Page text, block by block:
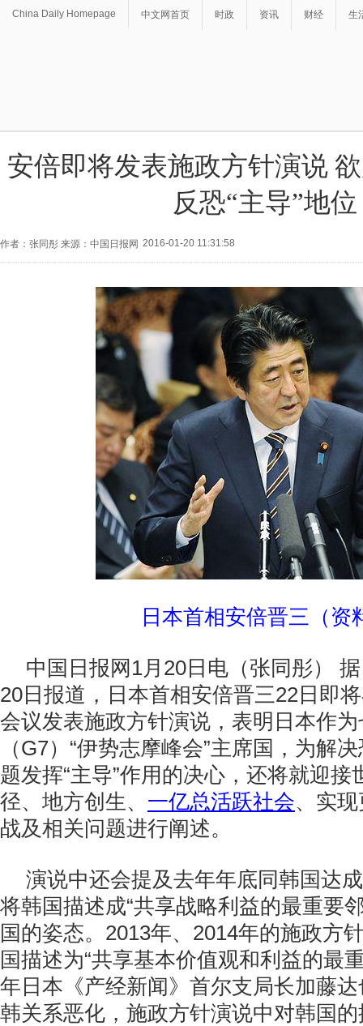
China Daily Homepage 中文网首页 时政 资讯 财经 生
安倍即将发表施政方针演说
反恐“主导”地位
作者：张同彤 来源：中国日报网 2016-01-20 11:31:58
日本首相安倍晋三（资
中国日报网1月20日电（张同彤）
20日报道，日本首相安倍晋三22日即
会议发表施政方针演说，表明日本作为
（G7）“伊势志摩峰会”主席国，为解
题发挥“主导”作用的决心，还将就迎接
径、地方创生、 一亿总活跃社会、实
战及相关问题进行阐述。
演说中还会提及去年年底同韩国达
将韩国描述成“共享战略利益的最重要
国的姿态。2013年、2014年的施政方
国描述为“共享基本价值观和利益的最
年日本《产经新闻》首尔支局长加藤
韩关系恶化，施政方针演说中对韩国